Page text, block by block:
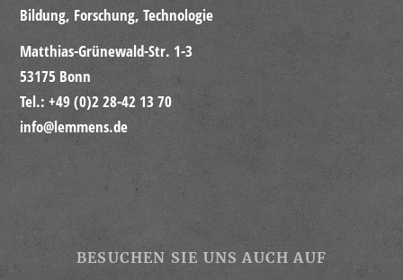
Bildung, Forschung, Technologie
Matthias-Grünewald-Str. 1-3
53175 Bonn
Tel.: +49 (0)2 28-42 13 70
info@lemmens.de
BESUCHEN SIE UNS AUCH AUF